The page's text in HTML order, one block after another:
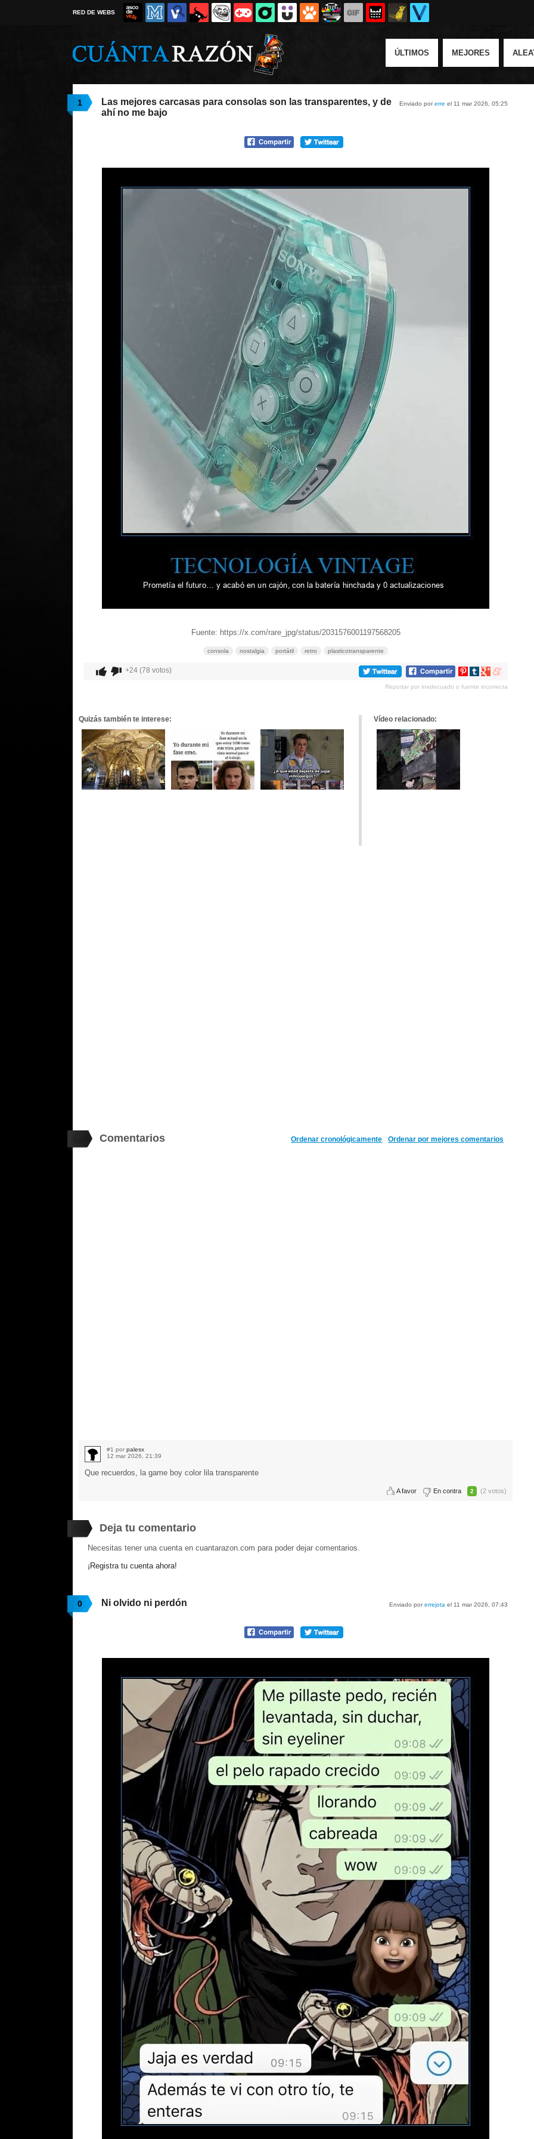
RED DE WEBS
ÚLTIMOS MEJORES
1 Enviado porerre el 11 mar 2026, 05:25
Las mejores carcasas para consolas son las transparentes, y de
ahí no me bajo
Fuente: https://x.com/rare_jpg/status/2031576001197568205
consola nostalgia portátil retro plasticotransparente
+24 (78 votos)
Compartir
Pinterest
Compartir
tumblr
Compartir
Google+
Compartir
meneame
Reportar por inadecuado o fuente incorrecta
Quizás también te interese: Vídeo relacionado:
Comentarios Ordenar por mejores comentarios
Ordenar cronológicamente
#1 por palesx
12 mar 2026, 21:39
Que recuerdos, la game boy color lila transparente
A favor En contra 2 (2 votos)
Deja tu comentario
Necesitas tener una cuenta en cuantarazon.com para poder dejar comentarios.
¡Registra tu cuenta ahora!
0 Enviado porerrejota el 11 mar 2026, 07:43
Ni olvido ni perdón